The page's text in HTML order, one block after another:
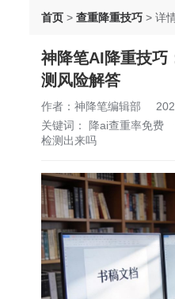
首页 > 查重降重技巧 > 详
神降笔AI降重技巧
测风险解答
作者：神降笔编辑部
关键词：
降ai查重率免费
检测出来吗